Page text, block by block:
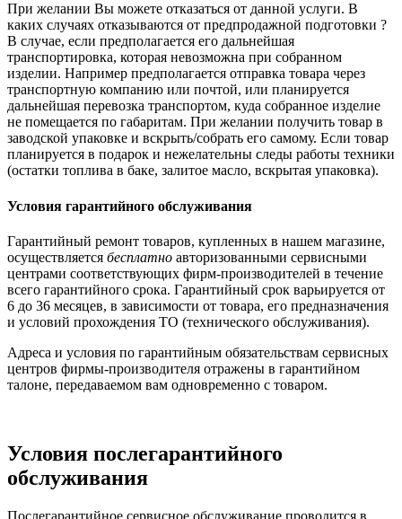
При желании Вы можете отказаться от данной услуги. В
каких случаях отказываются от предпродажной подготовки ?
В случае, если предполагается его дальнейшая
транспортировка, которая невозможна при собранном
изделии. Например предполагается отправка товара через
транспортную компанию или почтой, или планируется
дальнейшая перевозка транспортом, куда собранное изделие
не помещается по габаритам. При желании получить товар в
заводской упаковке и вскрыть/собрать его самому. Если товар
планируется в подарок и нежелательны следы работы техники
(остатки топлива в баке, залитое масло, вскрытая упаковка).
Условия гарантийного обслуживания
Гарантийный ремонт товаров, купленных в нашем магазине,
осуществляется бесплатно авторизованными сервисными
центрами соответствующих фирм-производителей в течение
всего гарантийного срока. Гарантийный срок варьируется от
6 до 36 месяцев, в зависимости от товара, его предназначения
и условий прохождения ТО (технического обслуживания).
Адреса и условия по гарантийным обязательствам сервисных
центров фирмы-производителя отражены в гарантийном
талоне, передаваемом вам одновременно с товаром.
Условия послегарантийного
обслуживания
Послегарантийное сервисное обслуживание проводится в